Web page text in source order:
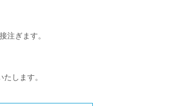
ぎます。
します。